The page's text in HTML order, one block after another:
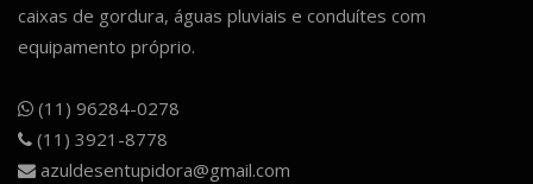
caixas de gordura, águas pluviais e conduítes com
equipamento próprio.
(11) 96284-0278
(11) 3921-8778
azuldesentupidora@gmail.com